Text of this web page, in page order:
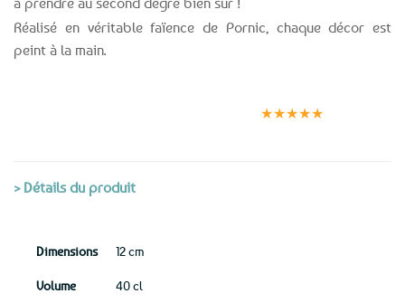
Réalisé en véritable faïence de Pornic, chaque décor est
peint à la main.
★★★★★
> Détails du produit
Dimensions 12 cm
Volume 40 cl